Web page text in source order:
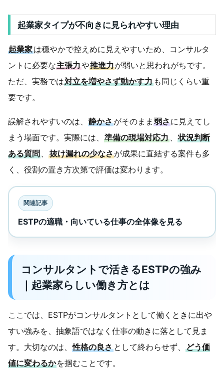
起業家タイプが不向きに見られやすい理由
起業家は穏やかで控えめに見えやすいため、コンサルタ
ントに必要な主張力や推進力が弱いと思われがちです。
ただ、実務では対立を増やさず動かす力も同じくらい重
要です。
誤解されやすいのは、 静かさがそのまま 弱さに見えてし
まう場面です。実際には、 準備の現場対応力、 状況判断
ある質問、抜け漏れの少なさが成果に直結する案件も多
く、役割の置き方次第で評価は変わります。
関連記事
ESTPの適職・向いている仕事の全体像を見る
コンサルタントで活きるESTPの強み
｜起業家らしい働き方とは
ここでは、ESTPがコンサルタントとして働くときに出や
すい強みを、抽象語ではなく仕事の動きに落として見ま
す。大切なのは、 性格の良さとして終わらせず、 どう価
値に変わるかを掴むことです。